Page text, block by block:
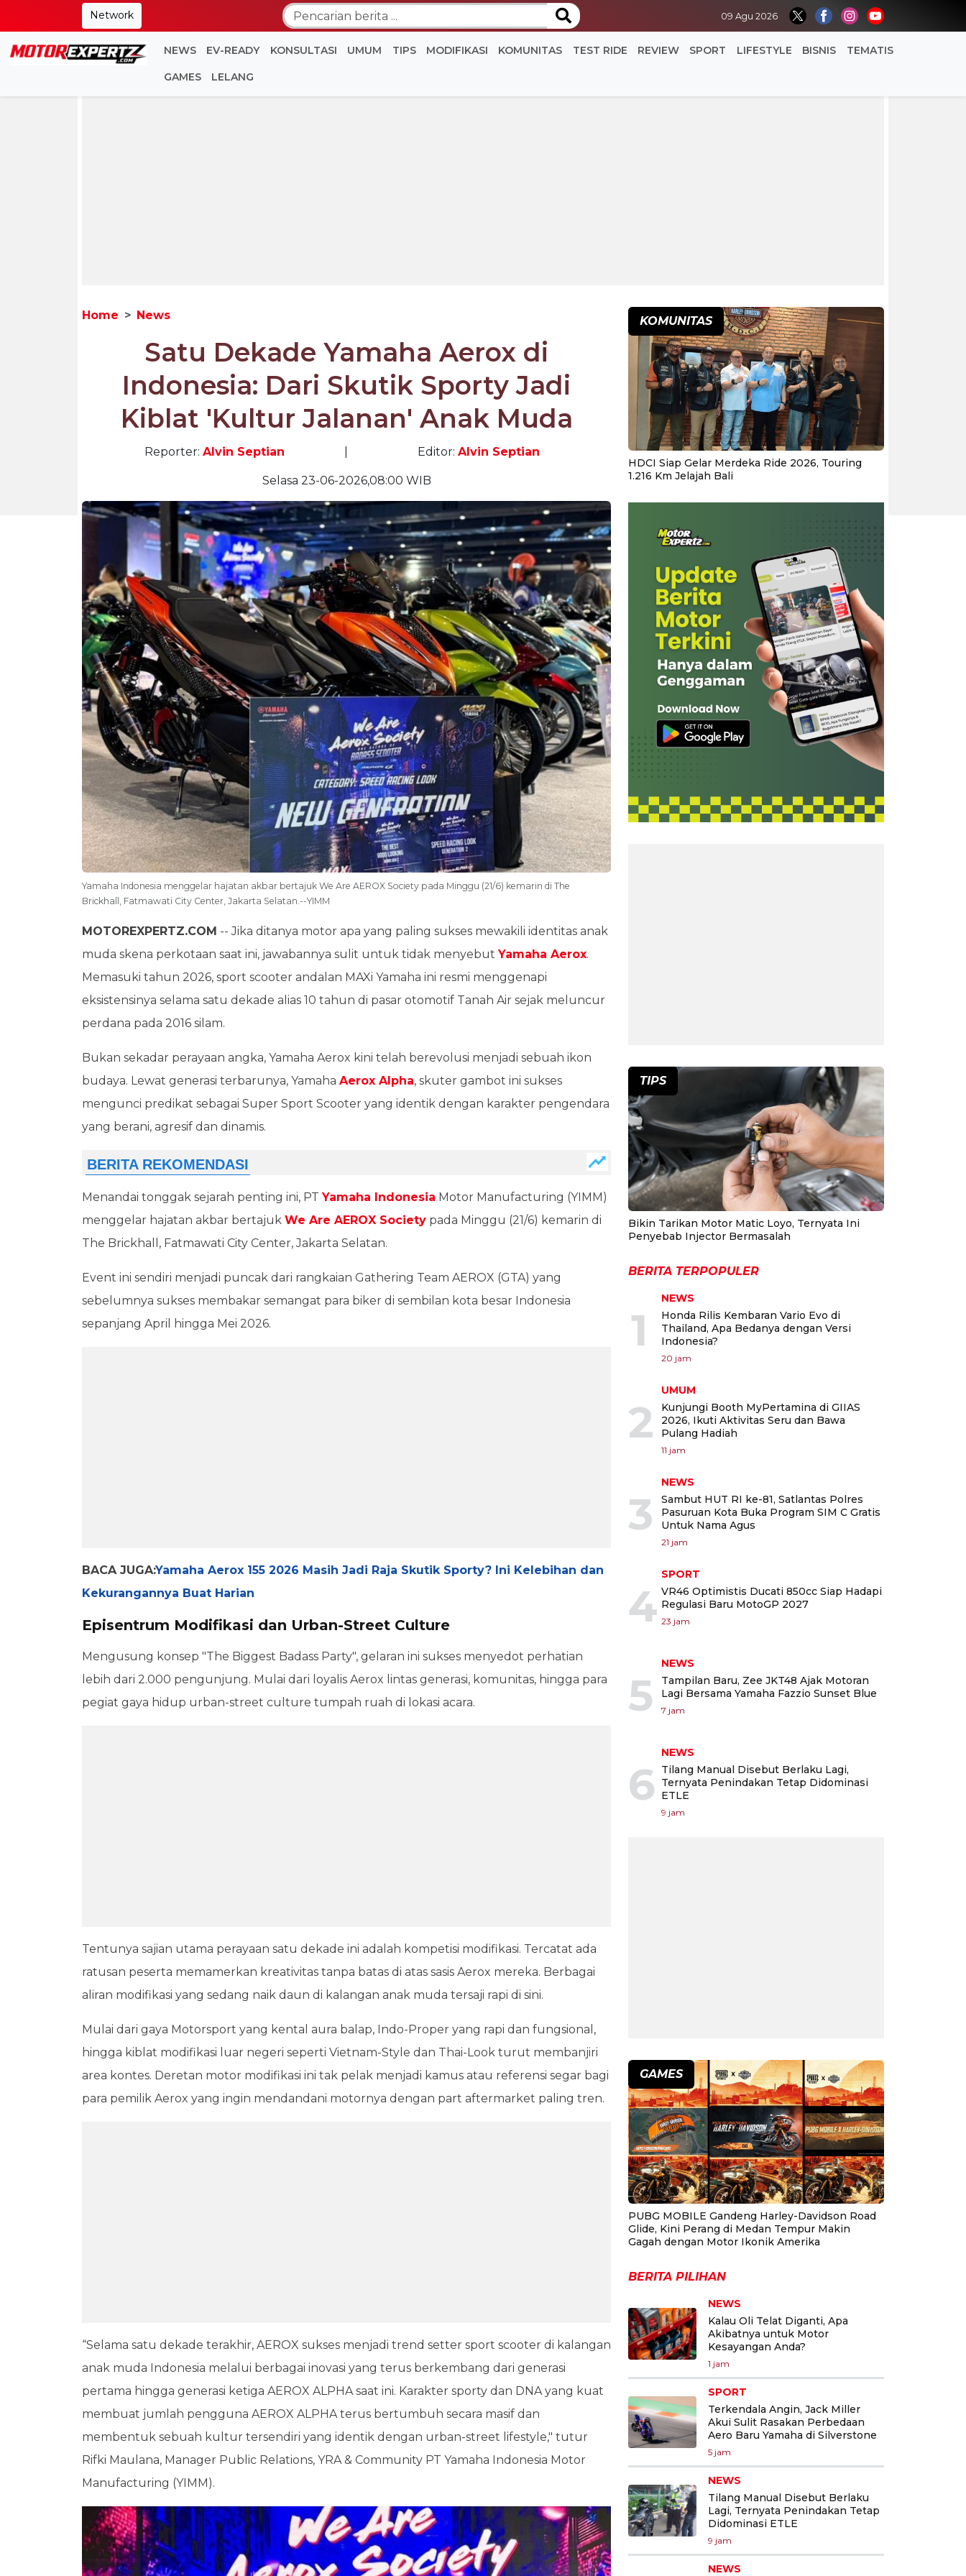
Network 09 Agu 2026
NEWS EV-READY KONSULTASI UMUM TIPS MODIFIKASI KOMUNITAS TEST RIDE REVIEW SPORT LIFESTYLE BISNIS TEMATIS
GAMES LELANG
Home News
Satu Dekade Yamaha Aerox di
Indonesia: Dari Skutik Sporty Jadi
Kiblat 'Kultur Jalanan' Anak Muda
Reporter: Alvin Septian Editor: Alvin Septian
Selasa 23-06-2026,08:00 WIB
Yamaha Indonesia menggelar hajatan akbar bertajuk We Are AEROX Society pada Minggu (21/6) kemarin di The
Brickhall, Fatmawati City Center, Jakarta Selatan.--YIMM
MOTOREXPERTZ.COM -- Jika ditanya motor apa yang paling sukses mewakili identitas anak
muda skena perkotaan saat ini, jawabannya sulit untuk tidak menyebutYamaha Aerox.
Memasuki tahun 2026, sport scooter andalan MAXi Yamaha ini resmi menggenapi
eksistensinya selama satu dekade alias 10 tahun di pasar otomotif Tanah Air sejak meluncur
perdana pada 2016 silam.
Bukan sekadar perayaan angka, Yamaha Aerox kini telah berevolusi menjadi sebuah ikon
budaya. Lewat generasi terbarunya, Yamaha Aerox Alpha, skuter gambot ini sukses
mengunci predikat sebagai Super Sport Scooter yang identik dengan karakter pengendara
yang berani, agresif dan dinamis.
Menandai tonggak sejarah penting ini, PTYamaha Indonesia Motor Manufacturing (YIMM)
menggelar hajatan akbar bertajuk We Are AEROX Society pada Minggu (21/6) kemarin di
The Brickhall, Fatmawati City Center, Jakarta Selatan.
Event ini sendiri menjadi puncak dari rangkaian Gathering Team AEROX (GTA) yang
sebelumnya sukses membakar semangat para biker di sembilan kota besar Indonesia
sepanjang April hingga Mei 2026.
BACA JUGA:Yamaha Aerox 155 2026 Masih Jadi Raja Skutik Sporty? Ini Kelebihan dan
Kekurangannya Buat Harian
Episentrum Modifikasi dan Urban-Street Culture
Mengusung konsep "The Biggest Badass Party", gelaran ini sukses menyedot perhatian
lebih dari 2.000 pengunjung. Mulai dari loyalis Aerox lintas generasi, komunitas, hingga para
pegiat gaya hidup urban-street culture tumpah ruah di lokasi acara.
Tentunya sajian utama perayaan satu dekade ini adalah kompetisi modifikasi. Tercatat ada
ratusan peserta memamerkan kreativitas tanpa batas di atas sasis Aerox mereka. Berbagai
aliran modifikasi yang sedang naik daun di kalangan anak muda tersaji rapi di sini.
Mulai dari gaya Motorsport yang kental aura balap, Indo-Proper yang rapi dan fungsional,
hingga kiblat modifikasi luar negeri seperti Vietnam-Style dan Thai-Look turut membanjiri
area kontes. Deretan motor modifikasi ini tak pelak menjadi kamus atau referensi segar bagi
para pemilik Aerox yang ingin mendandani motornya dengan part aftermarket paling tren.
“Selama satu dekade terakhir, AEROX sukses menjadi trend setter sport scooter di kalangan
anak muda Indonesia melalui berbagai inovasi yang terus berkembang dari generasi
pertama hingga generasi ketiga AEROX ALPHA saat ini. Karakter sporty dan DNA yang kuat
membuat jumlah pengguna AEROX ALPHA terus bertumbuh secara masif dan
membentuk sebuah kultur tersendiri yang identik dengan urban-street lifestyle," tutur
Rifki Maulana, Manager Public Relations, YRA & Community PT Yamaha Indonesia Motor
Manufacturing (YIMM).
KOMUNITAS
HDCI Siap Gelar Merdeka Ride 2026, Touring
1.216 Km Jelajah Bali
TIPS
Bikin Tarikan Motor Matic Loyo, Ternyata Ini
Penyebab Injector Bermasalah
BERITA TERPOPULER
1
NEWS
Honda Rilis Kembaran Vario Evo di
Thailand, Apa Bedanya dengan Versi
Indonesia?
20 jam
2
UMUM
Kunjungi Booth MyPertamina di GIIAS
2026, Ikuti Aktivitas Seru dan Bawa
Pulang Hadiah
11 jam
3
NEWS
Sambut HUT RI ke-81, Satlantas Polres
Pasuruan Kota Buka Program SIM C Gratis
Untuk Nama Agus
21 jam
4
SPORT
VR46 Optimistis Ducati 850cc Siap Hadapi
Regulasi Baru MotoGP 2027
23 jam
5
NEWS
Tampilan Baru, Zee JKT48 Ajak Motoran
Lagi Bersama Yamaha Fazzio Sunset Blue
7 jam
6
NEWS
Tilang Manual Disebut Berlaku Lagi,
Ternyata Penindakan Tetap Didominasi
ETLE
9 jam
GAMES
PUBG MOBILE Gandeng Harley-Davidson Road
Glide, Kini Perang di Medan Tempur Makin
Gagah dengan Motor Ikonik Amerika
BERITA PILIHAN
NEWS
Kalau Oli Telat Diganti, Apa
Akibatnya untuk Motor
Kesayangan Anda?
1 jam
SPORT
Terkendala Angin, Jack Miller
Akui Sulit Rasakan Perbedaan
Aero Baru Yamaha di Silverstone
5 jam
NEWS
Tilang Manual Disebut Berlaku
Lagi, Ternyata Penindakan Tetap
Didominasi ETLE
9 jam
NEWS